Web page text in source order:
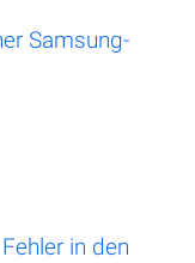
Samsung-
in den